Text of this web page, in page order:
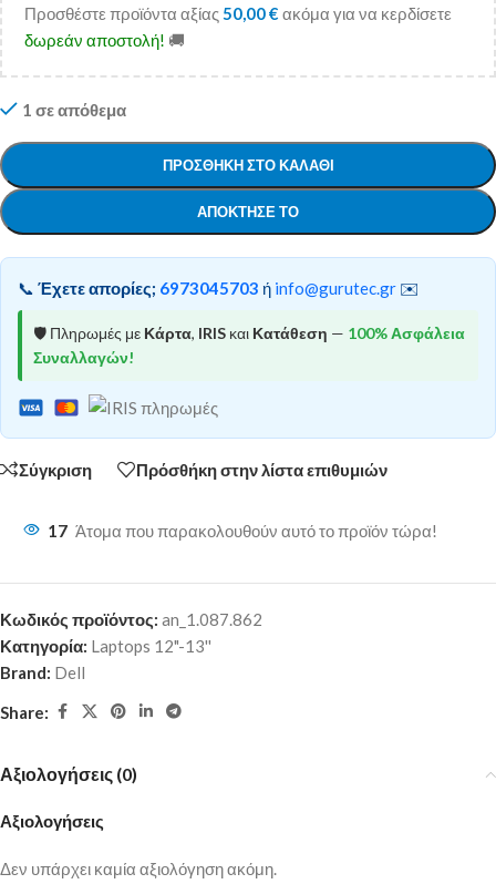
Προσθέστε προϊόντα αξίας50,00€ ακόμα για να κερδίσετε
δωρεάν αποστολή! 🚚
1 σε απόθεμα
ΠΡΟΣΘΉΚΗ ΣΤΟ ΚΑΛΆΘΙ
ΑΠΌΚΤΗΣΕ ΤΟ
📞 Έχετε απορίες; 6973045703 ή info@gurutec.gr ✉️
🛡️ Πληρωμές με Κάρτα, IRIS και Κατάθεση — 100% Ασφάλεια
Συναλλαγών!
Σύγκριση Πρόσθήκη στην λίστα επιθυμιών
17 Άτομα που παρακολουθούν αυτό το προϊόν τώρα!
Κωδικός προϊόντος: an_1.087.862
Κατηγορία: Laptops 12"-13''
Brand: Dell
Share:
Αξιολογήσεις (0)
Αξιολογήσεις
Δεν υπάρχει καμία αξιολόγηση ακόμη.